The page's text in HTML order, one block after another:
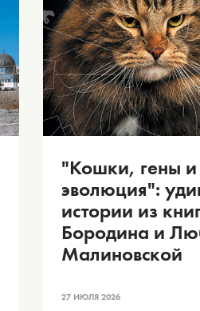
"Кошки, гены и
эволюция":
истории из
Бородина и
Малиновской
27 ИЮЛЯ 2026